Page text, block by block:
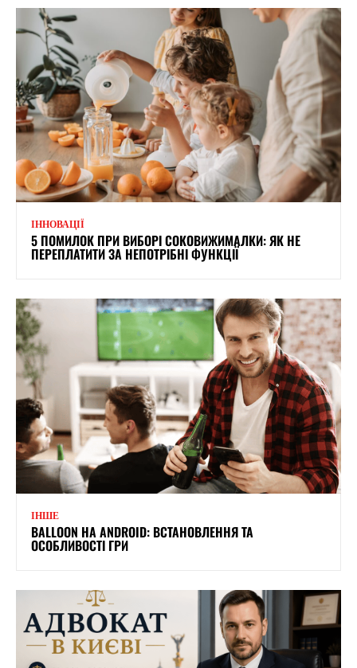
ІННОВАЦІЇ
5 ПОМИЛОК ПРИ ВИБОРІ СОКОВИЖИМАЛКИ: ЯК НЕ
ПЕРЕПЛАТИТИ ЗА НЕПОТРІБНІ ФУНКЦІЇ
ІНШЕ
BALLOON НА ANDROID: ВСТАНОВЛЕННЯ ТА
ОСОБЛИВОСТІ ГРИ